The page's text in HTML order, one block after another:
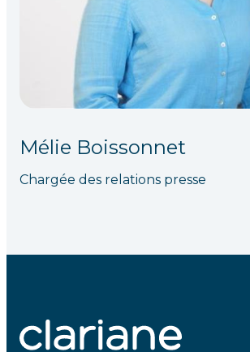
Mélie Boissonnet
Chargée des relations presse